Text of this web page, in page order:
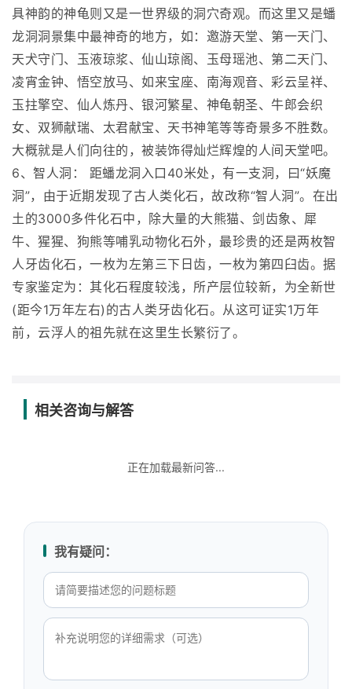
具神韵的神龟则又是一世界级的洞穴奇观。而这里又是蟠
龙洞洞景集中最神奇的地方，如：邀游天堂、第一天门、
天犬守门、玉液琼浆、仙山琼阁、玉母瑶池、第二天门、
凌宵金钟、悟空放马、如来宝座、南海观音、彩云呈祥、
玉拄擎空、仙人炼丹、银河繁星、神龟朝圣、牛郎会织
女、双狮献瑞、太君献宝、天书神笔等等奇景多不胜数。
大概就是人们向往的，被装饰得灿烂辉煌的人间天堂吧。
6、智人洞： 距蟠龙洞入口40米处，有一支洞，曰“妖魔
洞”，由于近期发现了古人类化石，故改称“智人洞”。在出
土的3000多件化石中，除大量的大熊猫、剑齿象、犀
牛、猩猩、狗熊等哺乳动物化石外，最珍贵的还是两枚智
人牙齿化石，一枚为左第三下日齿，一枚为第四臼齿。据
专家鉴定为：其化石程度较浅，所产层位较新，为全新世
(距今1万年左右)的古人类牙齿化石。从这可证实1万年
前，云浮人的祖先就在这里生长繁衍了。
相关咨询与解答
正在加载最新问答...
我有疑问：